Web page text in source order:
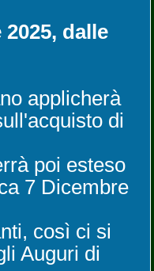
dalle
applicherà
di
poi esteso
7 Dicembre
così ci si
Auguri di